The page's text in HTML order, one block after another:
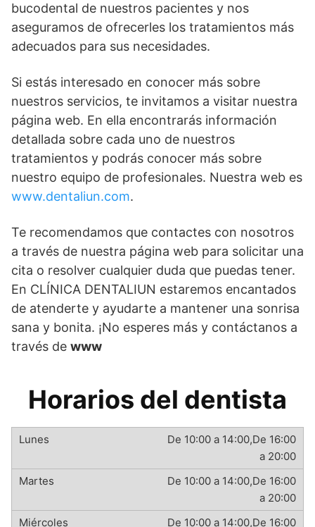
bucodental de nuestros pacientes y nos
aseguramos de ofrecerles los tratamientos más
adecuados para sus necesidades.
Si estás interesado en conocer más sobre
nuestros servicios, te invitamos a visitar nuestra
página web. En ella encontrarás información
detallada sobre cada uno de nuestros
tratamientos y podrás conocer más sobre
nuestro equipo de profesionales. Nuestra web es
www.dentaliun.com.
Te recomendamos que contactes con nosotros
a través de nuestra página web para solicitar una
cita o resolver cualquier duda que puedas tener.
En CLÍNICA DENTALIUN estaremos encantados
de atenderte y ayudarte a mantener una sonrisa
sana y bonita. ¡No esperes más y contáctanos a
través de www
Horarios del dentista
De 10:00 a 14:00,De 16:00
a 20:00
De 10:00 a 14:00,De 16:00
a 20:00
De 10:00 a 14:00,De 16:00